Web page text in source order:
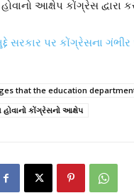
આક્ષેપ કોંગ્રેસ દ્વારા
સરકાર પર કોંગ્રેસના
that the education
હોવાનો કોંગ્રેસનો આક્ષેપ